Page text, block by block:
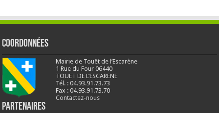
Coordonnées
Mairie de Touët de l’Escarène
1 Rue du Four 06440
TOUET DE L’ESCARENE
Tél. : 04.93.91.73.73
Fax : 04.93.91.73.70
Contactez-nous
Partenaires